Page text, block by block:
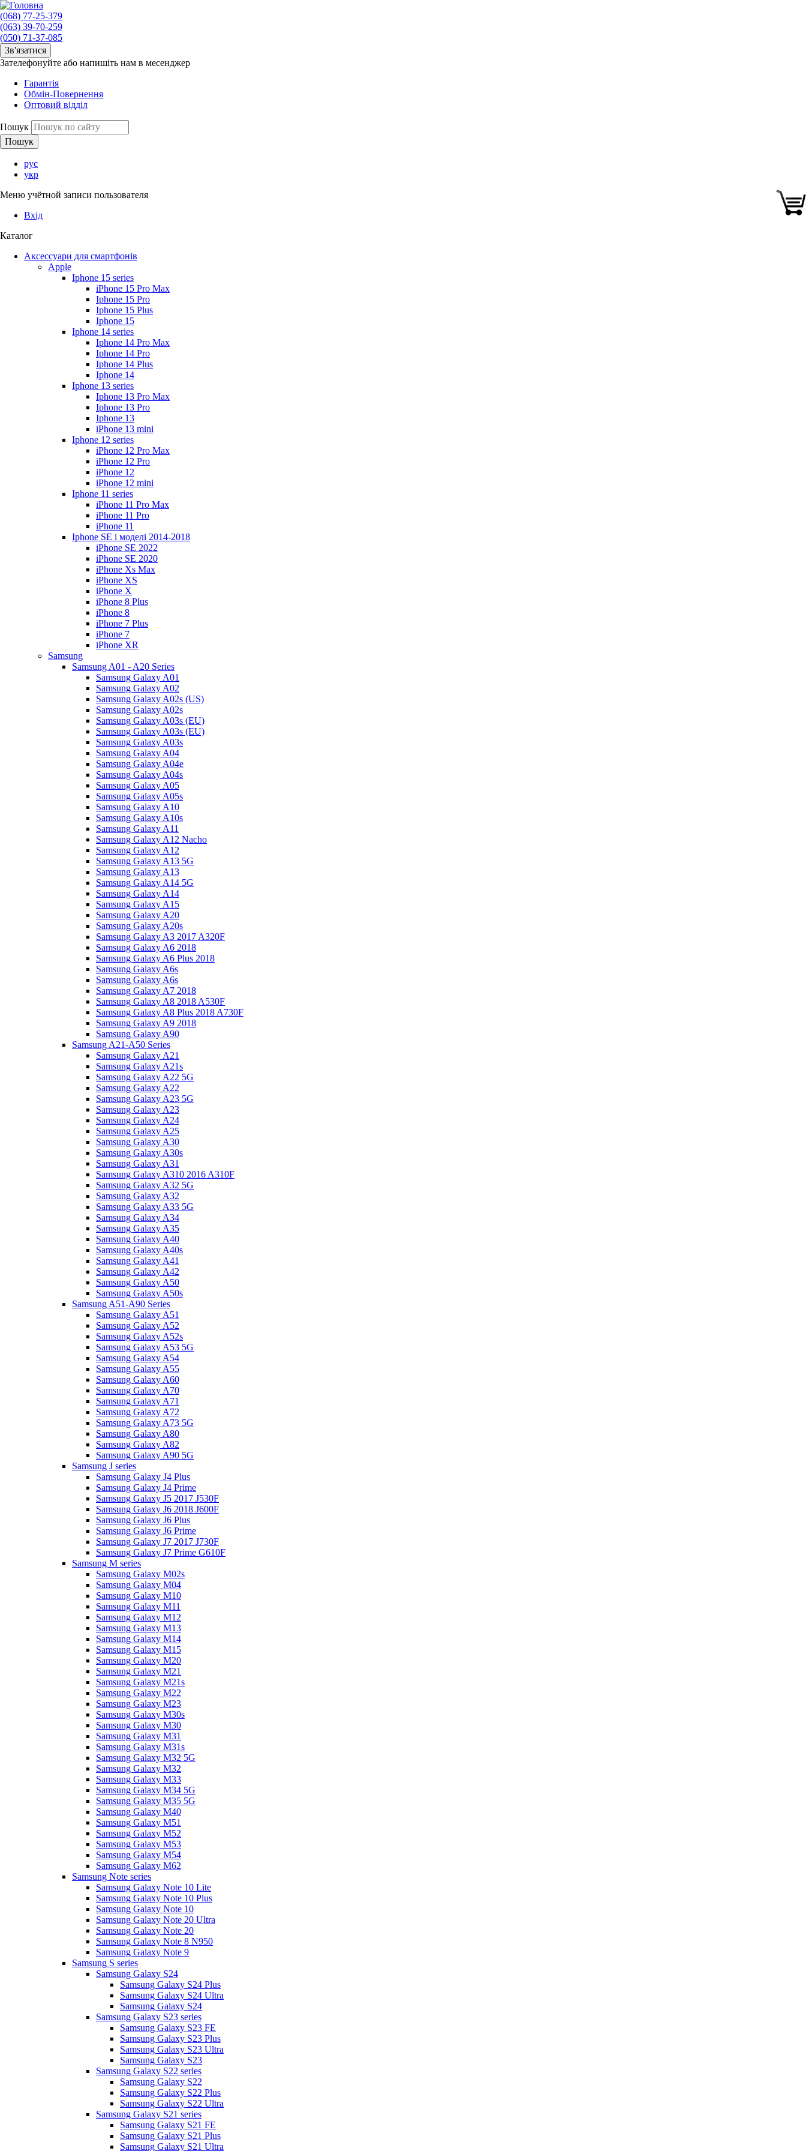
(068) 77-25-379
(063) 39-70-259
(050) 71-37-085
Зв'язатися
Зателефонуйте або напишіть нам в месенджер
Гарантія
Обмін-Повернення
Оптовий відділ
Пошук
рус
укр
Меню учётной записи пользователя
Вхід
Каталог
Аксессуари для смартфонів
Apple
Iphone 15 series
iPhone 15 Pro Max
Iphone 15 Pro
Iphone 15 Plus
Iphone 15
Iphone 14 series
Iphone 14 Pro Max
Iphone 14 Pro
Iphone 14 Plus
Iphone 14
Iphone 13 series
Iphone 13 Pro Max
Iphone 13 Pro
Iphone 13
iPhone 13 mini
Iphone 12 series
iPhone 12 Pro Max
iPhone 12 Pro
iPhone 12
iPhone 12 mini
Iphone 11 series
iPhone 11 Pro Max
iPhone 11 Pro
iPhone 11
Iphone SE і моделі 2014-2018
iPhone SE 2022
iPhone SE 2020
iPhone Xs Max
iPhone XS
iPhone X
iPhone 8 Plus
iPhone 8
iPhone 7 Plus
iPhone 7
iPhone XR
Samsung
Samsung A01 - A20 Series
Samsung Galaxy A01
Samsung Galaxy A02
Samsung Galaxy A02s (US)
Samsung Galaxy A02s
Samsung Galaxy A03s (EU)
Samsung Galaxy A03s (EU)
Samsung Galaxy A03s
Samsung Galaxy A04
Samsung Galaxy A04e
Samsung Galaxy A04s
Samsung Galaxy A05
Samsung Galaxy A05s
Samsung Galaxy A10
Samsung Galaxy A10s
Samsung Galaxy A11
Samsung Galaxy A12 Nacho
Samsung Galaxy A12
Samsung Galaxy A13 5G
Samsung Galaxy A13
Samsung Galaxy A14 5G
Samsung Galaxy A14
Samsung Galaxy A15
Samsung Galaxy A20
Samsung Galaxy A20s
Samsung Galaxy A3 2017 A320F
Samsung Galaxy A6 2018
Samsung Galaxy A6 Plus 2018
Samsung Galaxy A6s
Samsung Galaxy A6s
Samsung Galaxy A7 2018
Samsung Galaxy A8 2018 A530F
Samsung Galaxy A8 Plus 2018 A730F
Samsung Galaxy A9 2018
Samsung Galaxy A90
Samsung A21-A50 Series
Samsung Galaxy A21
Samsung Galaxy A21s
Samsung Galaxy A22 5G
Samsung Galaxy A22
Samsung Galaxy A23 5G
Samsung Galaxy A23
Samsung Galaxy A24
Samsung Galaxy A25
Samsung Galaxy A30
Samsung Galaxy A30s
Samsung Galaxy A31
Samsung Galaxy A310 2016 A310F
Samsung Galaxy A32 5G
Samsung Galaxy A32
Samsung Galaxy A33 5G
Samsung Galaxy A34
Samsung Galaxy A35
Samsung Galaxy A40
Samsung Galaxy A40s
Samsung Galaxy A41
Samsung Galaxy A42
Samsung Galaxy A50
Samsung Galaxy A50s
Samsung A51-A90 Series
Samsung Galaxy A51
Samsung Galaxy A52
Samsung Galaxy A52s
Samsung Galaxy A53 5G
Samsung Galaxy A54
Samsung Galaxy A55
Samsung Galaxy A60
Samsung Galaxy A70
Samsung Galaxy A71
Samsung Galaxy A72
Samsung Galaxy A73 5G
Samsung Galaxy A80
Samsung Galaxy A82
Samsung Galaxy A90 5G
Samsung J series
Samsung Galaxy J4 Plus
Samsung Galaxy J4 Prime
Samsung Galaxy J5 2017 J530F
Samsung Galaxy J6 2018 J600F
Samsung Galaxy J6 Plus
Samsung Galaxy J6 Prime
Samsung Galaxy J7 2017 J730F
Samsung Galaxy J7 Prime G610F
Samsung M series
Samsung Galaxy M02s
Samsung Galaxy M04
Samsung Galaxy M10
Samsung Galaxy M11
Samsung Galaxy M12
Samsung Galaxy M13
Samsung Galaxy M14
Samsung Galaxy M15
Samsung Galaxy M20
Samsung Galaxy M21
Samsung Galaxy M21s
Samsung Galaxy M22
Samsung Galaxy M23
Samsung Galaxy M30s
Samsung Galaxy M30
Samsung Galaxy M31
Samsung Galaxy M31s
Samsung Galaxy M32 5G
Samsung Galaxy M32
Samsung Galaxy M33
Samsung Galaxy M34 5G
Samsung Galaxy M35 5G
Samsung Galaxy M40
Samsung Galaxy M51
Samsung Galaxy M52
Samsung Galaxy M53
Samsung Galaxy M54
Samsung Galaxy M62
Samsung Note series
Samsung Galaxy Note 10 Lite
Samsung Galaxy Note 10 Plus
Samsung Galaxy Note 10
Samsung Galaxy Note 20 Ultra
Samsung Galaxy Note 20
Samsung Galaxy Note 8 N950
Samsung Galaxy Note 9
Samsung S series
Samsung Galaxy S24
Samsung Galaxy S24 Plus
Samsung Galaxy S24 Ultra
Samsung Galaxy S24
Samsung Galaxy S23 series
Samsung Galaxy S23 FE
Samsung Galaxy S23 Plus
Samsung Galaxy S23 Ultra
Samsung Galaxy S23
Samsung Galaxy S22 series
Samsung Galaxy S22
Samsung Galaxy S22 Plus
Samsung Galaxy S22 Ultra
Samsung Galaxy S21 series
Samsung Galaxy S21 FE
Samsung Galaxy S21 Plus
Samsung Galaxy S21 Ultra